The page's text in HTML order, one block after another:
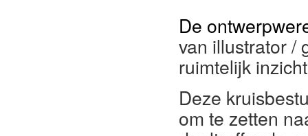
De
van illustrator /
ruimtelijk
Deze
om te zetten